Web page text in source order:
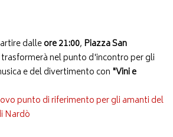
dalleore 21:00, Piazza San
nel punto d'incontro per gli
e del divertimento con "Vini e
punto di riferimento per gli amanti del
Nardò